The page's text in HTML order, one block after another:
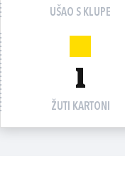
UŠAO S KLUPE
1
ŽUTI KARTONI